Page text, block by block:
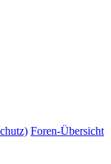
Foren-Übersicht